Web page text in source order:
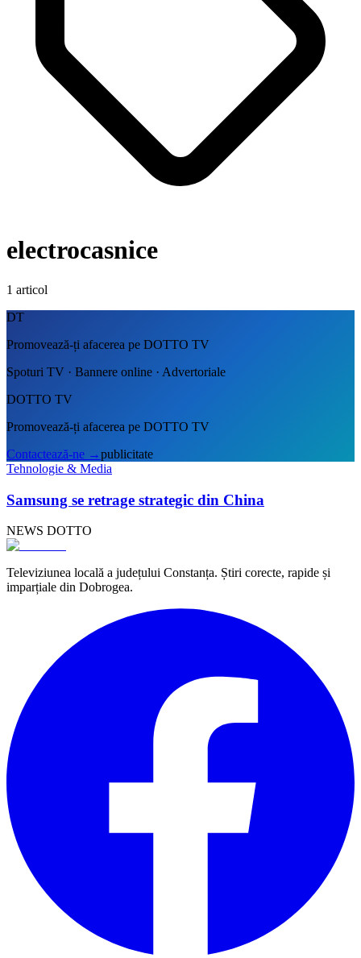
electrocasnice
1 articol
DT
Promovează-ți afacerea pe DOTTO TV
Spoturi TV · Bannere online · Advertoriale
DOTTO TV
Promovează-ți afacerea pe DOTTO TV
Contactează-ne →publicitate
Tehnologie & Media
Samsung se retrage strategic din China
NEWS DOTTO
Televiziunea locală a județului Constanța. Știri corecte, rapide și
imparțiale din Dobrogea.